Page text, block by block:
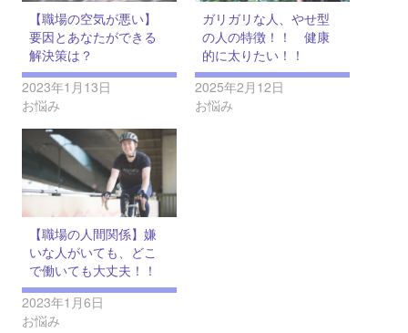
【職場の空気が悪い】
要因とあなたができる
解決策は？
2023年1月13日
お悩み
ガリガリな人、やせ型
の人の特徴！！ 健康
的に太りたい！！
2025年2月12日
お悩み
【職場の人間関係】嫌
いな人がいても、どこ
で働いても大丈夫！！
2023年1月6日
お悩み